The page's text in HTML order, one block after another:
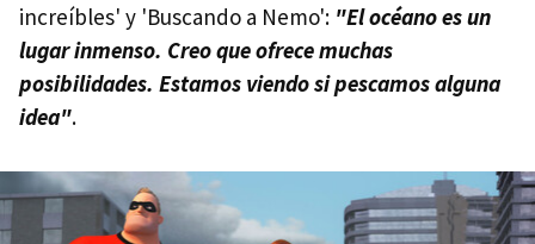
increíbles' y 'Buscando a Nemo': "El océano es un
lugar inmenso. Creo que ofrece muchas
posibilidades. Estamos viendo si pescamos alguna
idea".